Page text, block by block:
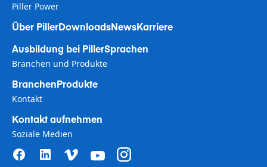
Piller Power
Über PillerDownloadsNewsKarriere
Ausbildung bei PillerSprachen
Branchen und Produkte
BranchenProdukte
Kontakt
Kontakt aufnehmen
Soziale Medien